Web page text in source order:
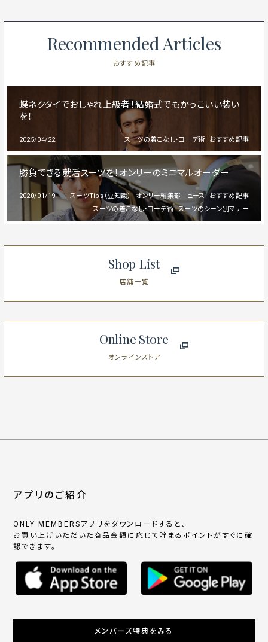
Recommended Articles
おすすめ記事
蝶ネクタイでおしゃれ上級者！結婚式でもかっこいい装い
を！
2025/04/22 おすすめ記事
スーツの着こなし・コーデ術
勝負できる就活スーツを！オンリーのミニマルオーダー
2020/01/19 おすすめ記事
オンリー編集部ニュース
スーツTips（豆知識）
スーツのシーン別マナー
スーツの着こなし・コーデ術
Shop List
店舗一覧
Online Store
オンラインストア
アプリのご紹介
ONLY MEMBERSアプリをダウンロードすると、
お買い上げいただいた商品金額に応じて貯まるポイントがすぐに確
認できます。
メンバーズ特典をみる